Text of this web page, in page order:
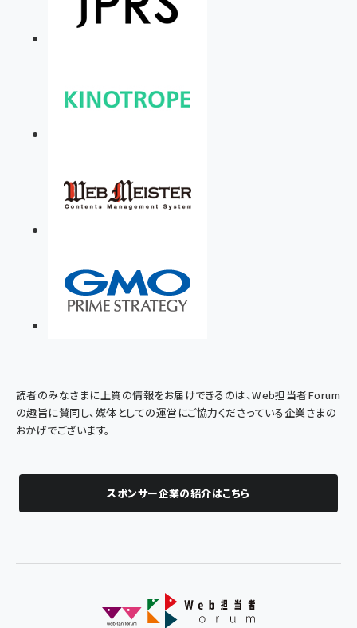
読者のみなさまに上質の情報をお届けできるのは、Web担当者Forum
の趣旨に賛同し、媒体としての運営にご協力くださっている企業さまの
おかげでございます。
スポンサー企業の紹介はこちら